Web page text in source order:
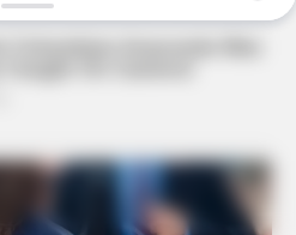
Who You Were In A Past Life!